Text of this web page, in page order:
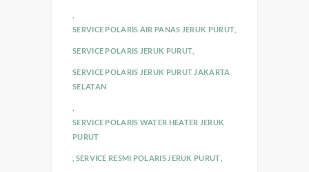
SERVICE POLARIS AIR PANAS JERUK PURUT
SERVICE POLARIS JERUK PURUT
SERVICE POLARIS JERUK PURUT JAKARTA
SELATAN
SERVICE POLARIS WATER HEATER JERUK
PURUT
SERVICE RESMI POLARIS JERUK PURUT